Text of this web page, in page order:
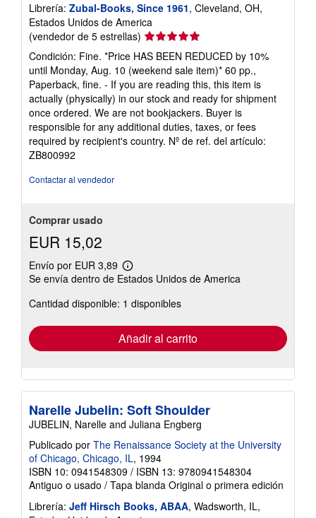
n
í
o
Librería: Zubal-Books, Since 1961, Cleveland, OH,
Estados Unidos de America
(vendedor de 5 estrellas) Calificación
del
vendedor:
5
de
5
estrellas
Condición: Fine. *Price HAS BEEN REDUCED by 10%
until Monday, Aug. 10 (weekend sale item)* 60 pp.,
Paperback, fine. - If you are reading this, this item is
actually (physically) in our stock and ready for shipment
once ordered. We are not bookjackers. Buyer is
responsible for any additional duties, taxes, or fees
required by recipient's country. Nº de ref. del artículo:
ZB800992
Contactar al vendedor
Comprar usado
EUR 15,02
Envío por EUR 3,89
Más
información
las
tarifas
envío
Se envía dentro de Estados Unidos de America
Cantidad disponible: 1 disponibles
Añadir al carrito
Narelle Jubelin: Soft Shoulder
JUBELIN, Narelle and Juliana Engberg
Publicado por The Renaissance Society at the University
of Chicago, Chicago, IL, 1994
ISBN 10: 0941548309 / ISBN 13: 9780941548304
Antiguo o usado / Tapa blanda Original o primera edición
Librería: Jeff Hirsch Books, ABAA, Wadsworth, IL,